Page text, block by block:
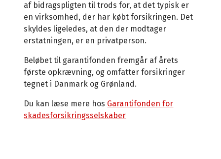
af bidragspligten til trods for, at det typisk er
en virksomhed, der har købt forsikringen. Det
skyldes ligeledes, at den der modtager
erstatningen, er en privatperson.
Beløbet til garantifonden fremgår af årets
første opkrævning, og omfatter forsikringer
tegnet i Danmark og Grønland.
Du kan læse mere hos Garantifonden for
skadesforsikringsselskaber